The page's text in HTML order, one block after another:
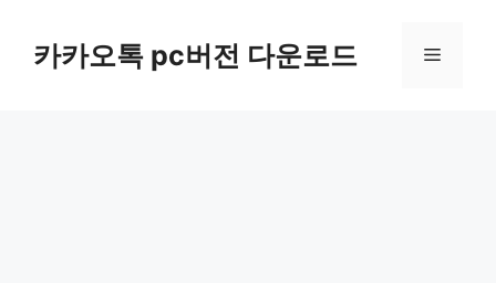
카카오톡 pc버전 다운로드 메